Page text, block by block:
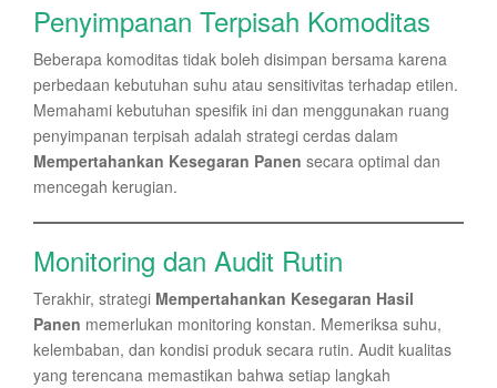
Penyimpanan Terpisah Komoditas
Beberapa komoditas tidak boleh disimpan bersama karena
perbedaan kebutuhan suhu atau sensitivitas terhadap etilen.
Memahami kebutuhan spesifik ini dan menggunakan ruang
penyimpanan terpisah adalah strategi cerdas dalam
Mempertahankan Kesegaran Panen secara optimal dan
mencegah kerugian.
Monitoring dan Audit Rutin
Terakhir, strategi Mempertahankan Kesegaran Hasil
Panen memerlukan monitoring konstan. Memeriksa suhu,
kelembaban, dan kondisi produk secara rutin. Audit kualitas
yang terencana memastikan bahwa setiap langkah